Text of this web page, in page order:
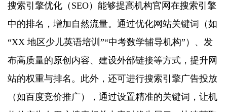
搜索引擎优化（SEO）能够提高机构官网在搜索引擎
中的排名，增加自然流量。通过优化网站关键词（如
“XX 地区少儿英语培训”“中考数学辅导机构”）、发
布高质量的原创内容、建设外部链接等方式，提升网
站的权重与排名。此外，还可进行搜索引擎广告投放
（如百度竞价推广），通过设置精准的关键词，让机